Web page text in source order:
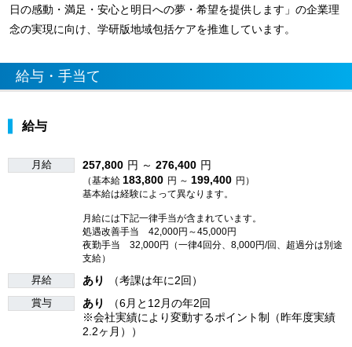
日の感動・満足・安心と明日への夢・希望を提供します」の企業理
念の実現に向け、学研版地域包括ケアを推進しています。
給与・手当て
給与
月給 257,800 円 ～ 276,400 円
（基本給 183,800 円 ～ 199,400 円）
基本給は経験によって異なります。
月給には下記一律手当が含まれています。
処遇改善手当 42,000円～45,000円
夜勤手当 32,000円（一律4回分、8,000円/回、超過分は別途
支給）
昇給 あり （考課は年に2回）
賞与 あり
（6月と12月の年2回
※会社実績により変動するポイント制（昨年度実績
2.2ヶ月））